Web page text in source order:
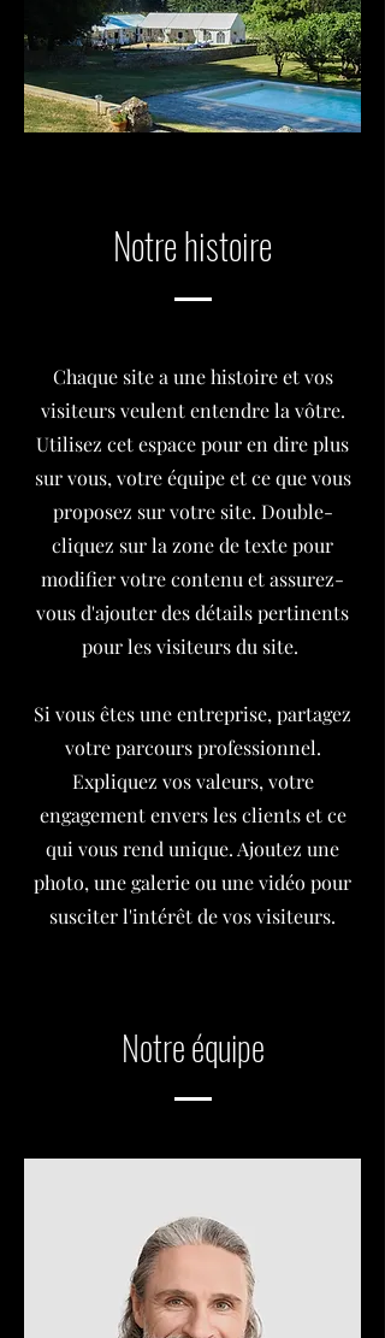
Notre histoire
Chaque site a une histoire et vos
visiteurs veulent entendre la vôtre.
Utilisez cet espace pour en dire plus
sur vous, votre équipe et ce que vous
proposez sur votre site. Double-
cliquez sur la zone de texte pour
modifier votre contenu et assurez-
vous d'ajouter des détails pertinents
pour les visiteurs du site. ​
Si vous êtes une entreprise, partagez
votre parcours professionnel.
Expliquez vos valeurs, votre
engagement envers les clients et ce
qui vous rend unique. Ajoutez une
photo, une galerie ou une vidéo pour
susciter l'intérêt de vos visiteurs.
Notre équipe